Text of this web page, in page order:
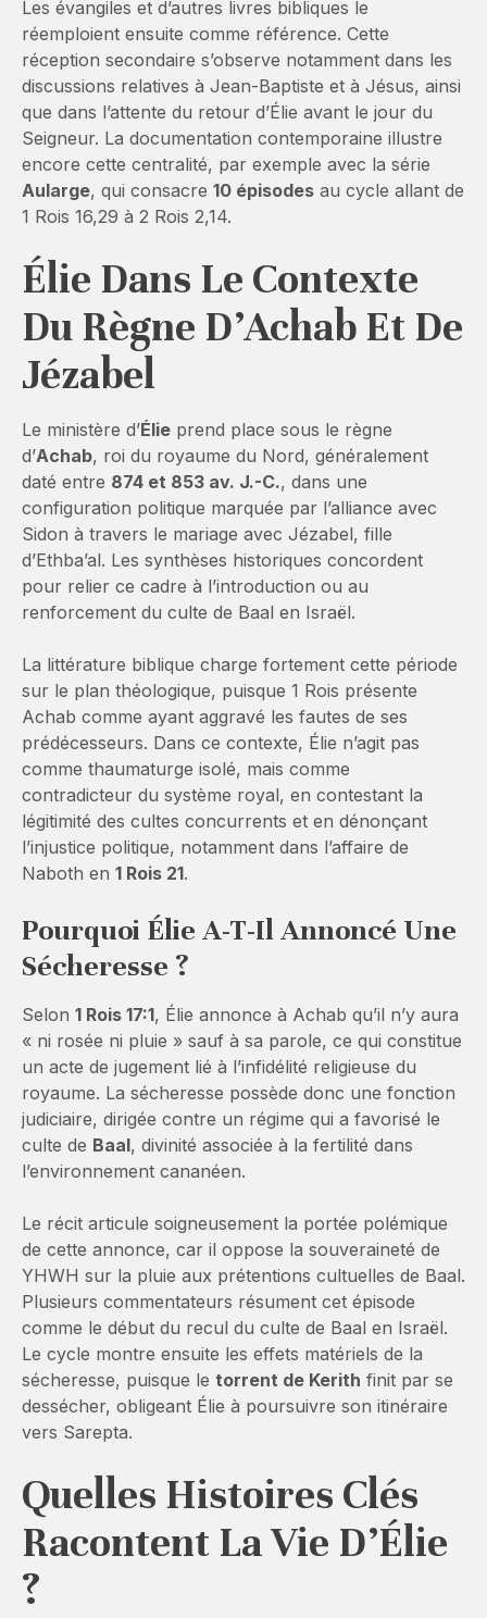
Les évangiles et d’autres livres bibliques le
réemploient ensuite comme référence. Cette
réception secondaire s’observe notamment dans les
discussions relatives à Jean-Baptiste et à Jésus, ainsi
que dans l’attente du retour d’Élie avant le jour du
Seigneur. La documentation contemporaine illustre
encore cette centralité, par exemple avec la série
Aularge, qui consacre 10 épisodes au cycle allant de
1 Rois 16,29 à 2 Rois 2,14.
Élie Dans Le Contexte
Du Règne D’Achab Et De
Jézabel
Le ministère d’Élie prend place sous le règne
d’Achab, roi du royaume du Nord, généralement
daté entre 874 et 853 av. J.-C., dans une
configuration politique marquée par l’alliance avec
Sidon à travers le mariage avec Jézabel, fille
d’Ethba’al. Les synthèses historiques concordent
pour relier ce cadre à l’introduction ou au
renforcement du culte de Baal en Israël.
La littérature biblique charge fortement cette période
sur le plan théologique, puisque 1 Rois présente
Achab comme ayant aggravé les fautes de ses
prédécesseurs. Dans ce contexte, Élie n’agit pas
comme thaumaturge isolé, mais comme
contradicteur du système royal, en contestant la
légitimité des cultes concurrents et en dénonçant
l’injustice politique, notamment dans l’affaire de
Naboth en 1 Rois 21.
Pourquoi Élie A-T-Il Annoncé Une
Sécheresse ?
Selon 1 Rois 17:1, Élie annonce à Achab qu’il n’y aura
« ni rosée ni pluie » sauf à sa parole, ce qui constitue
un acte de jugement lié à l’infidélité religieuse du
royaume. La sécheresse possède donc une fonction
judiciaire, dirigée contre un régime qui a favorisé le
culte de Baal, divinité associée à la fertilité dans
l’environnement cananéen.
Le récit articule soigneusement la portée polémique
de cette annonce, car il oppose la souveraineté de
YHWH sur la pluie aux prétentions cultuelles de Baal.
Plusieurs commentateurs résument cet épisode
comme le début du recul du culte de Baal en Israël.
Le cycle montre ensuite les effets matériels de la
sécheresse, puisque le torrent de Kerith finit par se
dessécher, obligeant Élie à poursuivre son itinéraire
vers Sarepta.
Quelles Histoires Clés
Racontent La Vie D’Élie
?